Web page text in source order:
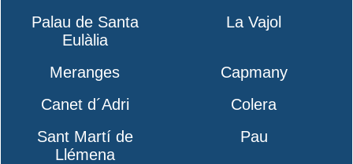
Palau de Santa
Eulàlia
La Vajol
Meranges
Capmany
Canet d´Adri
Colera
Sant Martí de
Llémena
Pau